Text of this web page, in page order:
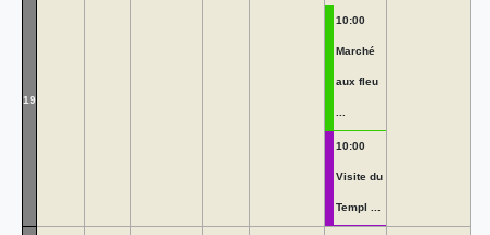
19
10:00
Marché
aux fleu
...
10:00
Visite du
Templ ...